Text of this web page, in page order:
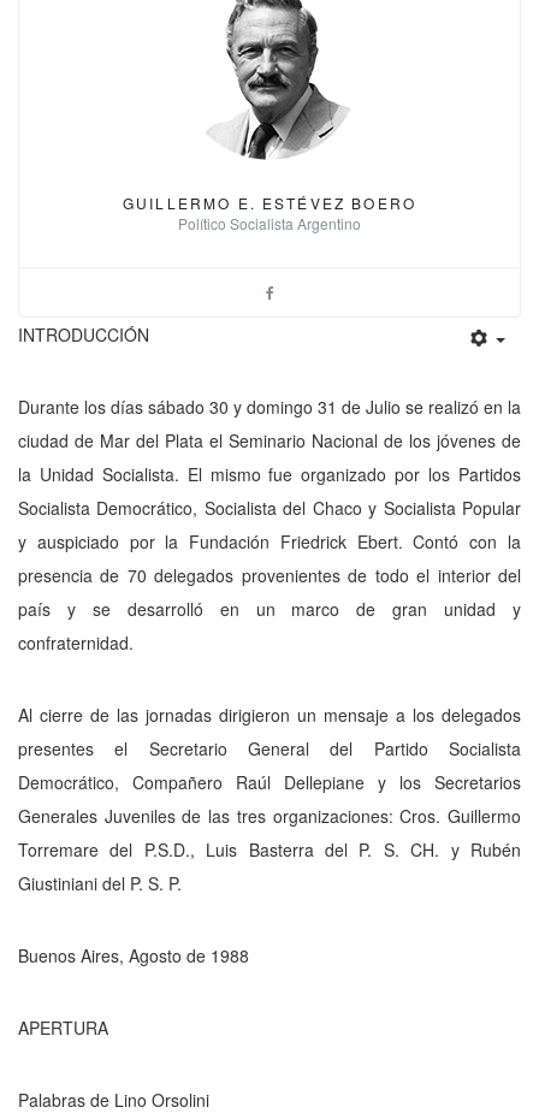
GUILLERMO E. ESTÉVEZ BOERO
Político Socialista Argentino
INTRODUCCIÓN
Durante los días sábado 30 y domingo 31 de Julio se realizó en la
ciudad de Mar del Plata el Seminario Nacional de los jóvenes de
la Unidad Socialista. El mismo fue organizado por los Partidos
Socialista Democrático, Socialista del Chaco y Socialista Popular
y auspiciado por la Fundación Friedrick Ebert. Contó con la
presencia de 70 delegados provenientes de todo el interior del
país y se desarrolló en un marco de gran unidad y
confraternidad.
Al cierre de las jornadas dirigieron un mensaje a los delegados
presentes el Se­cretario General del Partido Socialista
Democrático, Compañero Raúl Dellepiane y los Secretarios
Generales Juveniles de las tres organizaciones: Cros. Guillermo
Torremare del P.S.D., Luis Basterra del P. S. CH. y Rubén
Giustiniani del P. S. P.
Buenos Aires, Agosto de 1988
APERTURA
Palabras de Lino Orsolini